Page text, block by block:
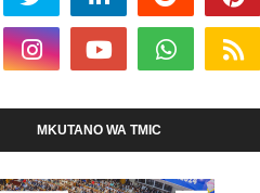
MKUTANO WA TMIC